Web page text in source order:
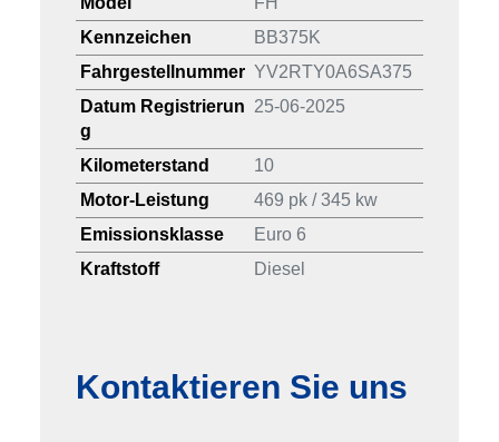
Kennzeichen
BB375K
Fahrgestellnummer YV2RTY0A6SA375
Datum Registrierun
g
25-06-2025
Kilometerstand
10
Motor-Leistung
469 pk / 345 kw
Emissionsklasse
Euro 6
Kraftstoff
Diesel
Kontaktieren Sie uns